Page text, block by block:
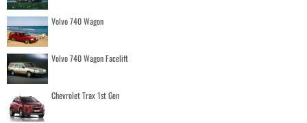
Volvo 740 Wagon
Volvo 740 Wagon Facelift
Chevrolet Trax 1st Gen